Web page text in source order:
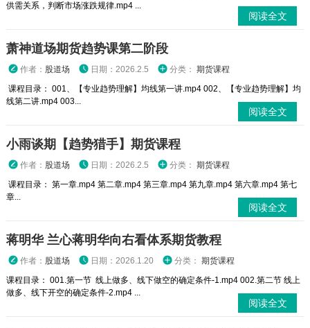
供需关系，判断市场涨跌规律.mp4 ...
阅读全文
萧神道场期货趋势课第二阶段
作者： 股道场 日期：2026.2.5 分类： 期货课程
课程目录： 001、【专业趋势理解】均线第一讲.mp4 002、【专业趋势理解】均
线第二讲.mp4 003...
阅读全文
小雨谈期【趋势猎手】期货课程
作者： 股道场 日期：2026.2.5 分类： 期货课程
课程目录： 第一章.mp4 第二章.mp4 第三章.mp4 第九章.mp4 第六章.mp4 第七
章...
阅读全文
蒋明华 兰心蒋明华向右看体系期货教程
作者： 股道场 日期：2026.1.20 分类： 期货课程
课程目录： 001.第一节 线上做多、线下做空的确定条件-1.mp4 002.第二节 线上
做多、线下开空的确定条件-2.mp4 ...
阅读全文